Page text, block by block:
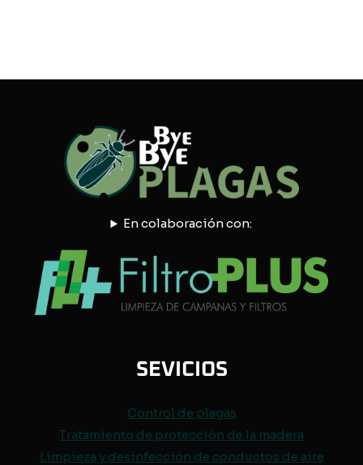
En colaboración con:
SEVICIOS
Control de plagas
Tratamiento de protección de la madera
Limpieza y desinfección de conductos de aire